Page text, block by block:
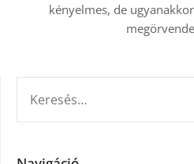
kényelmes, de